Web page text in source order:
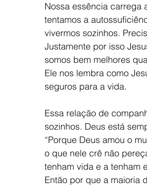
Nossa essência carrega
tentamos a
vivermos sozinhos.
Justamente por isso
somos bem melhores
Ele nos lembra como
seguros para a vida.
Essa relação de
sozinhos. Deus está
“Porque Deus amou o
o que nele crê não
tenham vida e a tenham
Então por que a maioria